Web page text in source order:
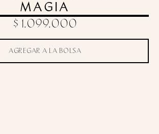
MAGIA
$ 1.099.000
AGREGAR A LA BOLSA